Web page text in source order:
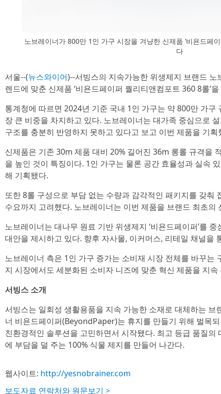
노브레이너가 800만 1인 가구 시장을 겨냥한 신제품 ‘비욘드페
다
서울--(뉴스와이어)--서빙스의 지속가능한 위생제지 브랜드
렌드에 맞춘 신제품 ‘비욘드페이퍼 퀄리티앤컴포트 360 8롤’
통계청에 따르면 2024년 기준 국내 1인 가구는 약 800만 가구
장 큰 비중을 차지하고 있다. 노브레이너는 대가족 중심으로
구조를 충분히 반영하지 못하고 있다고 보고 이번 제품을 기획
신제품은 기존 30m 제품 대비 20% 길어진 36m 롱롤 규격을
을 높인 것이 특징이다. 1인 가구는 물론 공간 효율성과 실속
해 기획됐다.
또한 8롤 구성으로 부담 없는 수량과 감각적인 패키지를 갖춰
수요까지 고려했다. 노브레이너는 이번 제품을 브랜드 최초
노브레이너는 대나무 원료 기반 위생제지 ‘비욘드페이퍼’를
대안을 제시하고 있다. 향후 자사몰, 이커머스, 리테일 채널을
노브레이너 측은 1인 가구 증가는 소비재 시장 전체를 바꾸는
지 시장에서도 세분화된 소비자 니즈에 맞춘 혁신 제품을 지
서빙스 소개
서빙스는 일회성 생활용품을 지속 가능한 소재로 대체하는 브
너 비욘드페이퍼(BeyondPaper)는 휴지를 만들기 위해 벌목
친환경적인 솔루션을 고민하면서 시작됐다. 최고 등급 품질
에 부담을 덜 주는 100% 식물 제지를 만들어 나간다.
웹사이트: http://yesnobrainer.com
보도자료 연락처와 원문보기 >